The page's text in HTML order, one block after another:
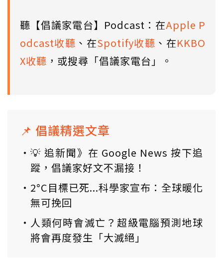
聽【倡議家電台】Podcast：在Apple P
odcast收聽 、在Spotify收聽 、在KKBO
X收聽 ，或搜尋「倡議家電台」。
📌 倡議精選文章
💡 追新聞》在 Google News 按下追
蹤，倡議家好文不漏接！
2°C目標已死...科學家宣布：全球暖化
無可挽回
人類何時會滅亡？超級電腦預測地球
將會再度發生「大滅絕」